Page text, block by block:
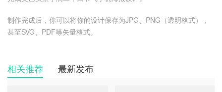
制作完成后，你可以将你的设计保存为JPG、PNG（透明格式），
甚至SVG、PDF等矢量格式。
相关推荐 最新发布